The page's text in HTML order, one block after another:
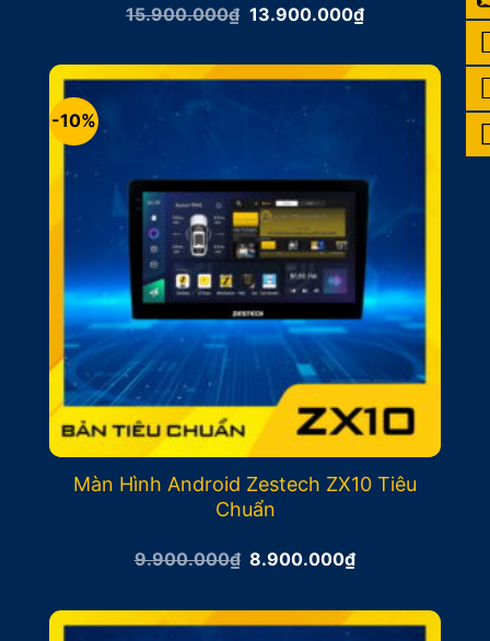
15.900.000₫ Giá
15.900.000₫.
13.900.000₫Giá
hiện
là:
13.900.000₫.
-10%
Màn Hình Android Zestech ZX10 Tiêu
Chuẩn
9.900.000₫ Giá
9.900.000₫.
8.900.000₫Giá
là:
8.900.000₫.